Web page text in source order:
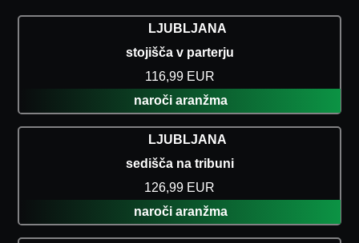
LJUBLJANA
stojišča v parterju
116,99 EUR
naroči aranžma
LJUBLJANA
sedišča na tribuni
126,99 EUR
naroči aranžma